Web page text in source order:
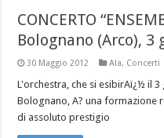
CONCERTO
Bolognano (Arco), 3
30 Maggio 2012 Ala, Concerti
L'orchestra, che si esibirAï¿½ il
Bolognano, A? una formazione
di assoluto prestigio